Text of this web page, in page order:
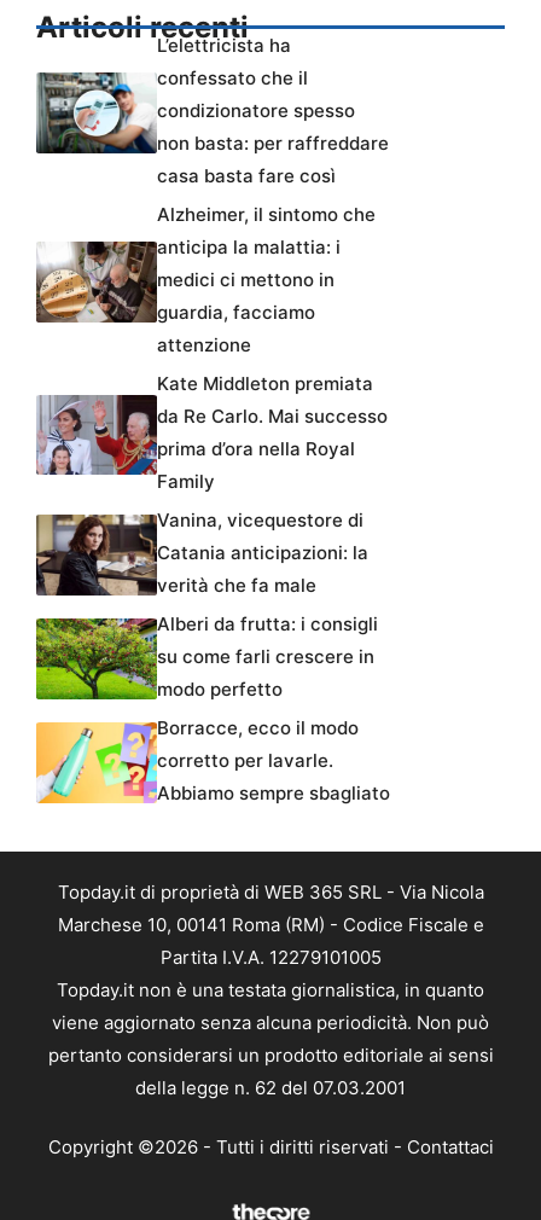
Articoli recenti
L’elettricista ha
confessato che il
condizionatore spesso
non basta: per raffreddare
casa basta fare così
Alzheimer, il sintomo che
anticipa la malattia: i
medici ci mettono in
guardia, facciamo
attenzione
Kate Middleton premiata
da Re Carlo. Mai successo
prima d’ora nella Royal
Family
Vanina, vicequestore di
Catania anticipazioni: la
verità che fa male
Alberi da frutta: i consigli
su come farli crescere in
modo perfetto
Borracce, ecco il modo
corretto per lavarle.
Abbiamo sempre sbagliato
Topday.it di proprietà di WEB 365 SRL - Via Nicola
Marchese 10, 00141 Roma (RM) - Codice Fiscale e
Partita I.V.A. 12279101005
Topday.it non è una testata giornalistica, in quanto
viene aggiornato senza alcuna periodicità. Non può
pertanto considerarsi un prodotto editoriale ai sensi
della legge n. 62 del 07.03.2001
Copyright ©2026 - Tutti i diritti riservati - Contattaci